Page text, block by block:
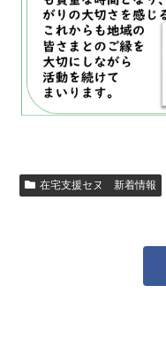
在宅支援セヌ 新着情報